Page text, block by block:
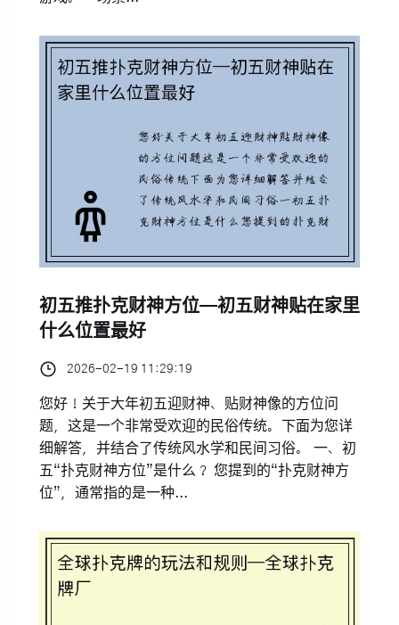
初五推扑克财神方位—初五财神贴在家里
什么位置最好
2026-02-19 11:29:19
您好！关于大年初五迎财神、贴财神像的方位问
题，这是一个非常受欢迎的民俗传统。下面为您详
细解答，并结合了传统风水学和民间习俗。 一、初
五“扑克财神方位”是什么？ 您提到的“扑克财神方
位”，通常指的是一种...